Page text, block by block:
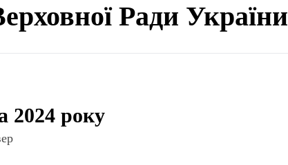
Ради України
2024 року